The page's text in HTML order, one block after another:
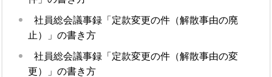
社員総会議事録「定款変更の件（解散事由の廃
止）」の書き方
社員総会議事録「定款変更の件（解散事由の変
更）」の書き方